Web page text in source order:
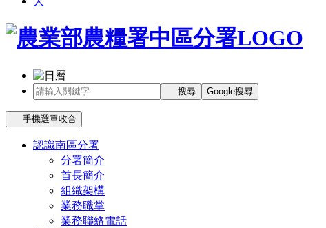
搜尋 Google搜尋
手機選單收合
認識南區分署
分署簡介
首長簡介
組織架構
業務職掌
業務聯絡電話